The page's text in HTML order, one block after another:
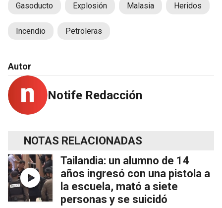
Gasoducto Explosión Malasia Heridos
Incendio Petroleras
Autor
Notife Redacción
NOTAS RELACIONADAS
Tailandia: un alumno de 14
años ingresó con una pistola a
la escuela, mató a siete
personas y se suicidó